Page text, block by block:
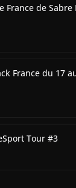
France de
France du 17
Tour #3